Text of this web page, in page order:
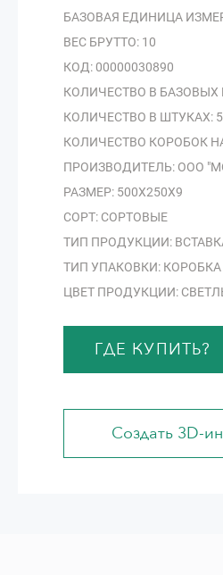
БАЗОВАЯ ЕДИНИЦА
ВЕС БРУТТО: 10
КОД: 00000030890
КОЛИЧЕСТВО В БАЗОВЫХ
КОЛИЧЕСТВО В ШТУКАХ: 5
КОЛИЧЕСТВО КОРОБОК
ПРОИЗВОДИТЕЛЬ: ООО
РАЗМЕР: 500Х250Х9
СОРТ: СОРТОВЫЕ
ТИП ПРОДУКЦИИ:
ТИП УПАКОВКИ: КОРОБКА
ЦВЕТ ПРОДУКЦИИ:
ГДЕ КУПИТЬ?
Создать 3D-